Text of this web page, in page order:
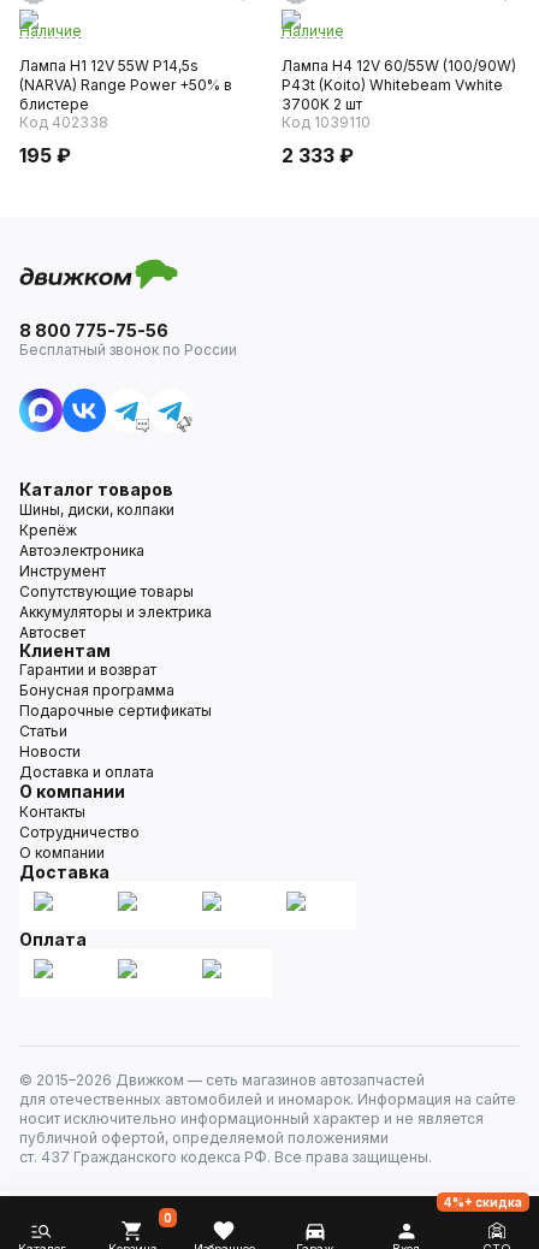
Наличие
Лампа H1 12V 55W P14,5s
(NARVA) Range Power +50% в
блистере
Код 402338
195 ₽
Наличие
Лампа H4 12V 60/55W (100/90W)
P43t (Koito) Whitebeam Vwhite
3700K 2 шт
Код 1039110
2 333 ₽
8 800 775-75-56
Бесплатный звонок по России
Каталог товаров
Шины, диски, колпаки
Крепёж
Автоэлектроника
Инструмент
Сопутствующие товары
Аккумуляторы и электрика
Автосвет
Клиентам
Гарантии и возврат
Бонусная программа
Подарочные сертификаты
Статьи
Новости
Доставка и оплата
О компании
Контакты
Сотрудничество
О компании
Доставка
Оплата
© 2015–2026 Движком — сеть магазинов автозапчастей
для отечественных автомобилей и иномарок. Информация на сайте
носит исключительно информационный характер и не является
публичной офертой, определяемой положениями
ст. 437 Гражданского кодекса РФ. Все права защищены.
0
4%+ скидка